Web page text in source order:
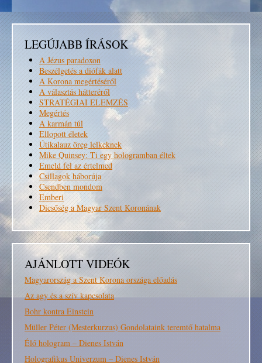
LEGÚJABB ÍRÁSOK
A Jézus paradoxon
Beszélgetés a diófák alatt
A Korona megértéséről
A választás hátteréről
STRATÉGIAI ELEMZÉS
Megértés
A karmán túl
Ellopott életek
Útikalauz öreg lelkeknek
Mike Quinsey: Ti egy hologramban éltek
Emeld fel az értelmed
Csillagok háborúja
Csendben mondom
Emberi
Dicsőség a Magyar Szent Koronának
AJÁNLOTT VIDEÓK
Magyarország a Szent Korona országa előadás
Az agy és a szív kapcsolata
Bohr kontra Einstein
Müller Péter (Mesterkurzus) Gondolataink teremtő hatalma
Élő hologram – Dienes István
Holografikus Univerzum – Dienes István